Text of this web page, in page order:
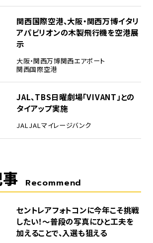
関西国際空港、大阪・関西万博イタリ
アパビリオンの木製飛行機を空港展
示
大阪・関西万博関西エアポート
関西国際空港
JAL、TBS日曜劇場「VIVANT」との
タイアップ実施
JAL JALマイレージバンク
Recommend
セントレアフォトコンに今年こそ挑戦
したい！～普段の写真にひと工夫を
加えることで、入選も狙える